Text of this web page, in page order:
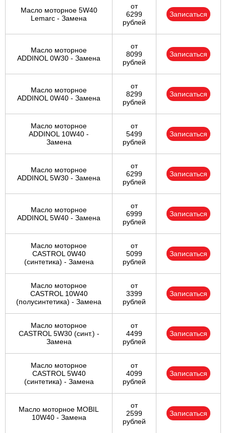
Масло моторное 5W40
Lemarc - Замена
от
6299
рублей
Записаться
Масло моторное
ADDINOL 0W30 - Замена
от
8099
рублей
Записаться
Масло моторное
ADDINOL 0W40 - Замена
от
8299
рублей
Записаться
Масло моторное
ADDINOL 10W40 -
Замена
от
5499
рублей
Записаться
Масло моторное
ADDINOL 5W30 - Замена
от
6299
рублей
Записаться
Масло моторное
ADDINOL 5W40 - Замена
от
6999
рублей
Записаться
Масло моторное
CASTROL 0W40
(синтетика) - Замена
от
5099
рублей
Записаться
Масло моторное
CASTROL 10W40
(полусинтетика) - Замена
от
3399
рублей
Записаться
Масло моторное
CASTROL 5W30 (синт.) -
Замена
от
4499
рублей
Записаться
Масло моторное
CASTROL 5W40
(синтетика) - Замена
от
4099
рублей
Записаться
Масло моторное MOBIL
10W40 - Замена
от
2599
рублей
Записаться